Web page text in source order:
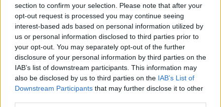
section to confirm your selection. Please note that after your
opt-out request is processed you may continue seeing
interest-based ads based on personal information utilized by
us or personal information disclosed to third parties prior to
your opt-out. You may separately opt-out of the further
disclosure of your personal information by third parties on the
IAB’s list of downstream participants. This information may
also be disclosed by us to third parties on the IAB’s List of
Downstream Participants that may further disclose it to other
Szín-Játékos Szövetség elnöke ajánlotta a Völgy-
szervezők figyelmébe - mondtaJakab Natália
"Az előadásokra óriási az érdeklődés, az eddigi
tapasztalatok alapján akár 250 ember is kisétál a
szabadtéri helyszínünkre, és a kemény mag
kánikulában, tűző napon is végignézi a darabokat.
Eddig a legtöbb embert a Spiró-darab vonzotta, de a
zárónapon, vasárnap is sok völgylakót várunk a Cseh